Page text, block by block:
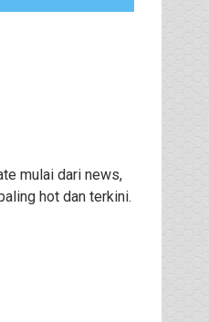
mulai dari news,
hot dan terkini.